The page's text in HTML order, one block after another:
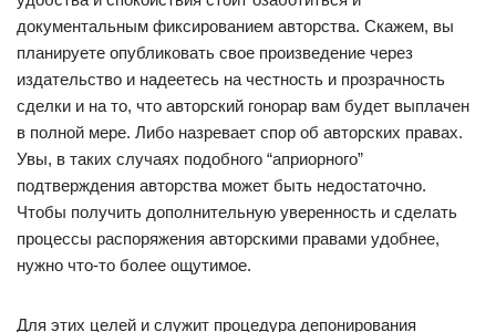
документальным фиксированием авторства. Скажем, вы
планируете опубликовать свое произведение через
издательство и надеетесь на честность и прозрачность
сделки и на то, что авторский гонорар вам будет выплачен
в полной мере. Либо назревает спор об авторских правах.
Увы, в таких случаях подобного “априорного”
подтверждения авторства может быть недостаточно.
Чтобы получить дополнительную уверенность и сделать
процессы распоряжения авторскими правами удобнее,
нужно что-то более ощутимое.
Для этих целей и служит процедура депонирования